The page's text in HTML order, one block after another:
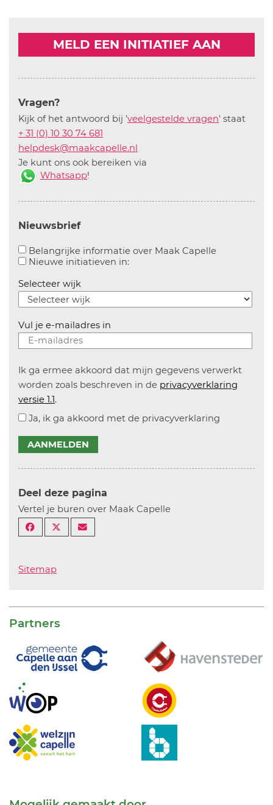
MELD EEN INITIATIEF AAN
Vragen?
Kijk of het antwoord bij 'veelgestelde vragen' staat
+ 31 (0) 10 30 74 681
helpdesk@maakcapelle.nl
Je kunt ons ook bereiken via
Whatsapp!
Nieuwsbrief
Belangrijke informatie over Maak CapelleAanvinken
Nieuwe initiatieven in:Aanvinken om informatie over
Selecteer wijk
Vul je e-mailadres in
Ik ga ermee akkoord dat mijn gegevens verwerkt
worden zoals beschreven in de privacyverklaring
versie 1.1.
Ja, ik ga akkoord met de privacyverklaring
AANMELDEN
Deel deze pagina
Vertel je buren over Maak Capelle
Sitemap
Partners